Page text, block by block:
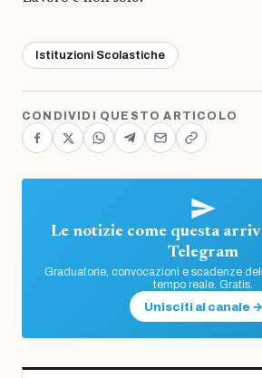
Istituzioni Scolastiche
CONDIVIDI QUESTO ARTICOLO
Le notizie come questa
Telegram
Graduatorie, convocazioni e scadenze
tempo reale. Gratis.
Unisciti al canale →